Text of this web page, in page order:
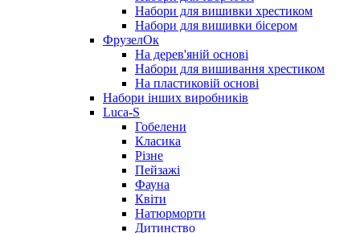
Набори для вишивки хрестиком
Набори для вишивки бісером
ФрузелОк
На дерев'яній основі
Набори для вишивання хрестиком
На пластиковій основі
Набори інших виробників
Luca-S
Гобелени
Класика
Різне
Пейзажі
Фауна
Квіти
Натюрморти
Дитинство